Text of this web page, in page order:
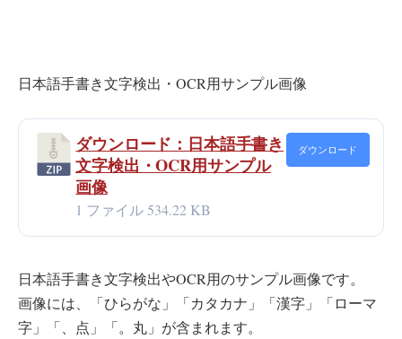
日本語手書き文字検出・OCR用サンプル画像
ダウンロード：日本語手書き
文字検出・OCR用サンプル
画像
1 ファイル 534.22 KB
ダウンロード
日本語手書き文字検出やOCR用のサンプル画像です。
画像には、「ひらがな」「カタカナ」「漢字」「ローマ
字」「、点」「。丸」が含まれます。